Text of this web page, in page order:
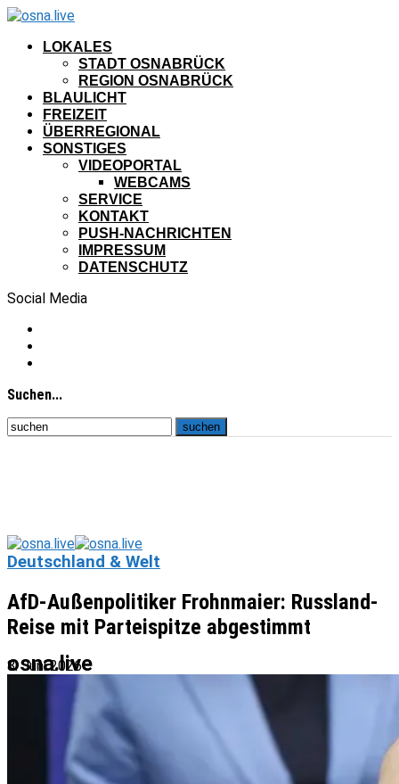
LOKALES
STADT OSNABRÜCK
REGION OSNABRÜCK
BLAULICHT
FREIZEIT
ÜBERREGIONAL
SONSTIGES
VIDEOPORTAL
WEBCAMS
SERVICE
KONTAKT
PUSH-NACHRICHTEN
IMPRESSUM
DATENSCHUTZ
Social Media
Suchen...
osna.live
Deutschland & Welt
AfD-Außenpolitiker Frohnmaier: Russland-
Reise mit Parteispitze abgestimmt
8. Juni 2026